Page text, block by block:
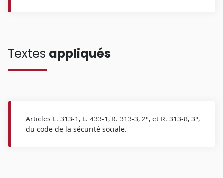
Textes appliqués
Articles L. 313-1 , L. 433-1 , R. 313-3, 2°, et R. 313-8, 3°,
du code de la sécurité sociale.